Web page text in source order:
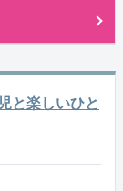
と楽しいひと